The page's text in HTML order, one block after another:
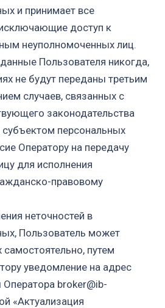
и принимает все
доступ к
неуполномоченных лиц.
Пользователя никогда,
не будут переданы третьим
случаев, связанных с
законодательства
субъектом персональных
Оператору на передачу
для исполнения
правовому
неточностей в
Пользователь может
самостоятельно, путем
уведомление на адрес
broker@ib-
«Актуализация